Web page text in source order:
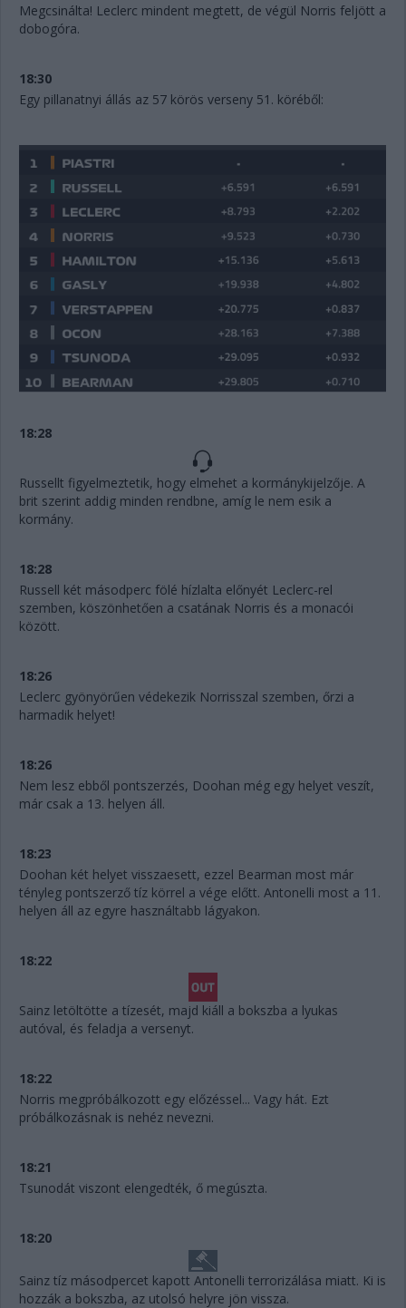
Megcsinálta! Leclerc mindent megtett, de végül Norris feljött a
dobogóra.
18:30
Egy pillanatnyi állás az 57 körös verseny 51. köréből:
18:28
Russellt figyelmeztetik, hogy elmehet a kormánykijelzője. A
brit szerint addig minden rendbne, amíg le nem esik a
kormány.
18:28
Russell két másodperc fölé hízlalta előnyét Leclerc-rel
szemben, köszönhetően a csatának Norris és a monacói
között.
18:26
Leclerc gyönyörűen védekezik Norrisszal szemben, őrzi a
harmadik helyet!
18:26
Nem lesz ebből pontszerzés, Doohan még egy helyet veszít,
már csak a 13. helyen áll.
18:23
Doohan két helyet visszaesett, ezzel Bearman most már
tényleg pontszerző tíz körrel a vége előtt. Antonelli most a 11.
helyen áll az egyre használtabb lágyakon.
18:22
Sainz letöltötte a tízesét, majd kiáll a bokszba a lyukas
autóval, és feladja a versenyt.
18:22
Norris megpróbálkozott egy előzéssel... Vagy hát. Ezt
próbálkozásnak is nehéz nevezni.
18:21
Tsunodát viszont elengedték, ő megúszta.
18:20
Sainz tíz másodpercet kapott Antonelli terrorizálása miatt. Ki is
hozzák a bokszba, az utolsó helyre jön vissza.